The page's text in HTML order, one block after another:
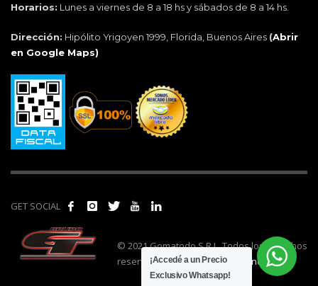
Horarios: Lunes a viernes de 8 a 18 hs y sábados de 8 a 14 hs.
Dirección: Hipólito Yrigoyen 1999, Florida, Buenos Aires (Abrir
en Google Maps)
GET SOCIAL
© 2021 Gomatodo S.R.L. Todos los derechos
reservados. | Realizado por
cónclave.
¡Accedé a un Precio
Exclusivo Whatsapp!